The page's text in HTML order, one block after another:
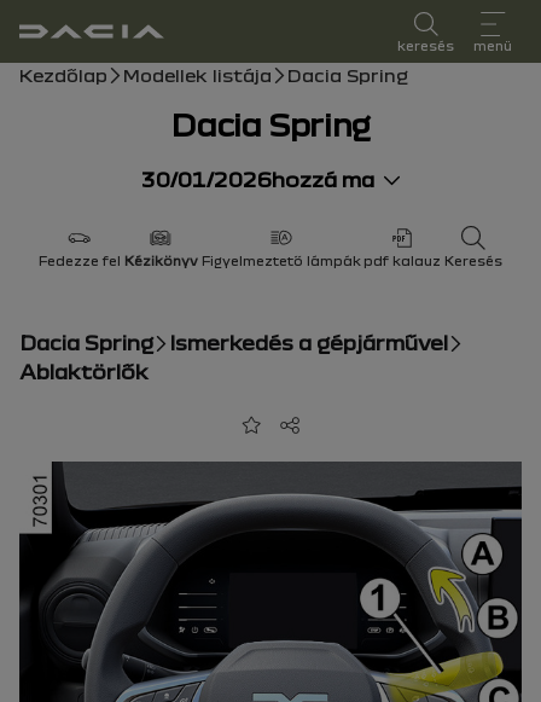
felhasználói kézikönyv
keresés menü
Morzsa
Kezdőlap Modellek listája Dacia Spring
Dacia Spring
30/01/2026hozzá ma
Fedezze fel Kézikönyv Figyelmeztető lámpák pdf kalauz Keresés
Dacia Spring
Ismerkedés a gépjárművel
Ablaktörlők
Hozzáadás a kedvencekhez
Megosztás